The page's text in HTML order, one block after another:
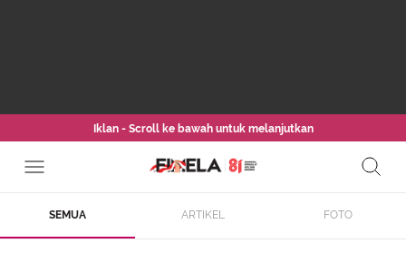
Iklan - Scroll ke bawah untuk melanjutkan
SEMUA ARTIKEL FOTO